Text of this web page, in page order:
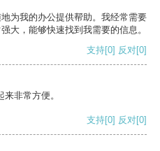
为我的办公提供帮助。我经常需要
大，能够快速找到我需要的信息。
支持[0] 反对[0]
非常方便。
支持[0] 反对[0]